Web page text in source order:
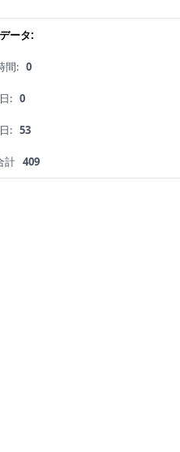
ータ:
間: 0
: 0
: 53
計 409